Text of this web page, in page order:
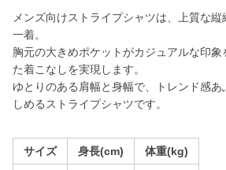
メンズ向けストライプシャツは、上質な
一着。
胸元の大きめポケットがカジュアルな印
た着こなしを実現します。
ゆとりのある肩幅と身幅で、トレンド感
しめるストライプシャツです。
サイズ 身長(cm) 体重(kg)